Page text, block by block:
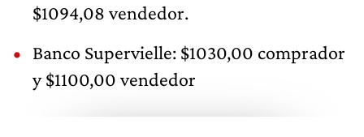
$1094,08 vendedor.
Banco Supervielle: $1030,00 comprador
y $1100,00 vendedor